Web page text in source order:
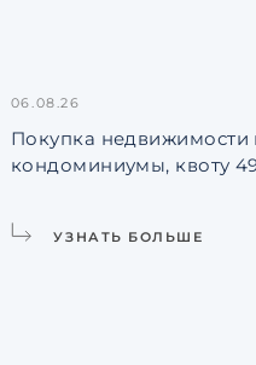
06.08.26
Покупка недвижимости
кондоминиумы, квоту
УЗНАТЬ БОЛЬШЕ